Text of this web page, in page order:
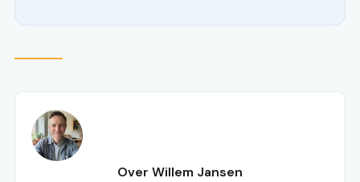
Over Willem Jansen